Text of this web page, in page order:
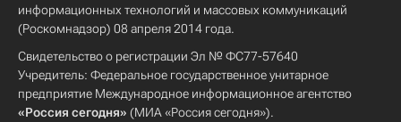
информационных технологий и массовых коммуникаций
(Роскомнадзор) 08 апреля 2014 года.
Свидетельство о регистрации Эл № ФС77-57640
Учредитель: Федеральное государственное унитарное
предприятие Международное информационное агентство
«Россия сегодня» (МИА «Россия сегодня»).